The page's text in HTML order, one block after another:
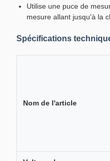
Utilise une puce de
mesure allant jusqu'à la
Spécifications
Nom de l'article